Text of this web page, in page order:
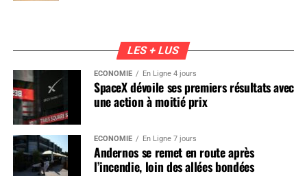
LES + LUS
ÉCONOMIE En Ligne 4 jours
SpaceX dévoile ses premiers résultats avec
une action à moitié prix
ÉCONOMIE En Ligne 7 jours
Andernos se remet en route après
l’incendie, loin des allées bondées